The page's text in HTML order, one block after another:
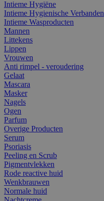
Intieme Hygiëne
Intieme Hygienische Verbanden
Intieme Wasproducten
Mannen
Littekens
Lippen
Vrouwen
Anti rimpel - veroudering
Gelaat
Mascara
Masker
Nagels
Ogen
Parfum
Overige Producten
Serum
Psoriasis
Peeling en Scrub
Pigmentvlekken
Rode reactive huid
Wenkbrauwen
Normale huid